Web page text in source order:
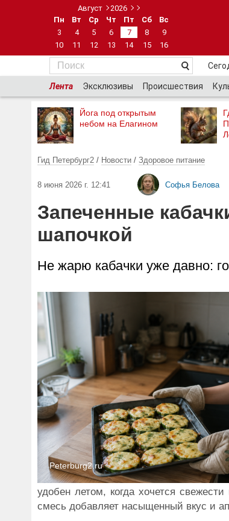
Август
2026
Пн
Вт Ср Чт Пт Сб
Вс
3
4 5 6 7 8
9
10
11 12 13 14 15 16
Лента Эксклюзивы Происшествия
Йога под открытым
небом на Елагином
Гид Петербург2 / Новости / Здоровое питание
8 июня 2026 г. 12:41 Софья Белова
Запеченные
шапочкой
Не жарю кабачки уже давно:
Peterburg2.ru
удобен летом, когда хочется
смесь добавляет насыщенный вкус и